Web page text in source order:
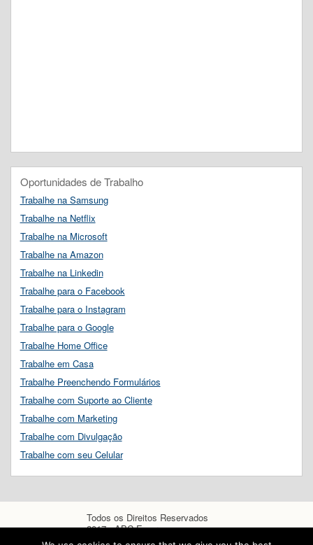
Oportunidades de Trabalho
Trabalhe na Samsung
Trabalhe na Netflix
Trabalhe na Microsoft
Trabalhe na Amazon
Trabalhe na Linkedin
Trabalhe para o Facebook
Trabalhe para o Instagram
Trabalhe para o Google
Trabalhe Home Office
Trabalhe em Casa
Trabalhe Preenchendo Formulários
Trabalhe com Suporte ao Cliente
Trabalhe com Marketing
Trabalhe com Divulgação
Trabalhe com seu Celular
Todos os Direitos Reservados
2017 - ABC Empregos